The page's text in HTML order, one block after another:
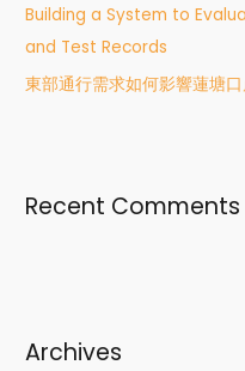
Building a System to
and Test Records
東部通行需求如何影響蓮塘
Recent Comments
Archives